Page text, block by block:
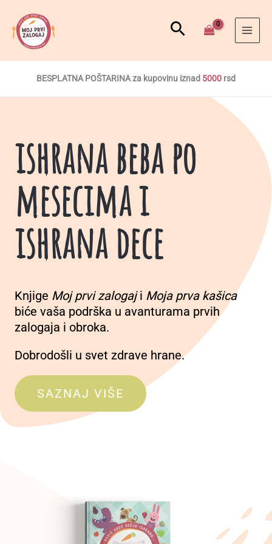
BESPLATNA POŠTARINA za kupovinu iznad 5000 rsd
ishrana beba po
mesecima i
ishrana dece
Knjige Moj prvi zalogaji Moja prva kašica
biće vaša podrška u avanturama prvih
zalogaja i obroka.
Dobrodošli u svet zdrave hrane.
SAZNAJ VIŠE